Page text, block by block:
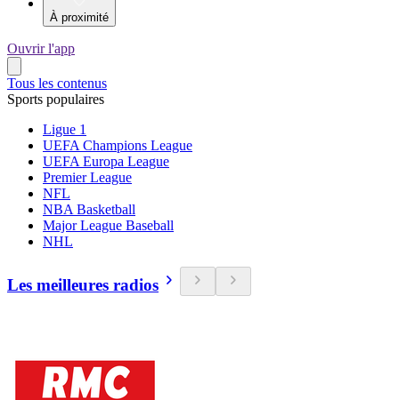
À proximité
Ouvrir l'app
Tous les contenus
Sports populaires
Ligue 1
UEFA Champions League
UEFA Europa League
Premier League
NFL
NBA Basketball
Major League Baseball
NHL
Les meilleures radios